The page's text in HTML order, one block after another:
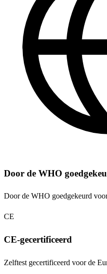
Door de WHO
Door de WHO goedgekeurd
CE
CE-gecertificeerd
Zelftest gecertificeerd voor de